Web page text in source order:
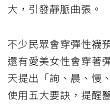
大，引發靜脈曲張。
不少民眾會穿彈性襪
還有愛美女性會穿著
天提出「詢、晨、慢
使用五大要訣，提醒